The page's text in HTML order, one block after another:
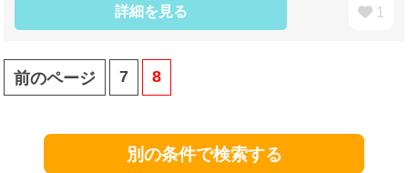
詳細を見る 1
前のページ 7 8
別の条件で検索する